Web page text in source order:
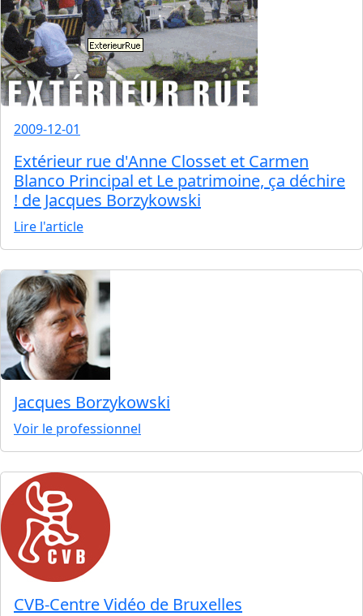
2009-12-01
Extérieur rue d'Anne Closset et Carmen
Blanco Principal et Le patrimoine, ça déchire
! de Jacques Borzykowski
Lire l'article
Jacques Borzykowski
Voir le professionnel
CVB-Centre Vidéo de Bruxelles